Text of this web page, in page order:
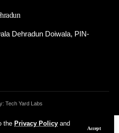
the Privacy Policy and
Accept
Dehradun Doiwala, PIN-
Tech Yard Labs